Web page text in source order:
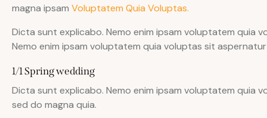
magna ipsam Voluptatem Quia Voluptas.
Dicta sunt explicabo. Nemo enim ipsam voluptatem quia
Nemo enim ipsam voluptatem quia voluptas sit
1/1 Spring wedding
Dicta sunt explicabo. Nemo enim ipsam voluptatem
sed do magna quia.